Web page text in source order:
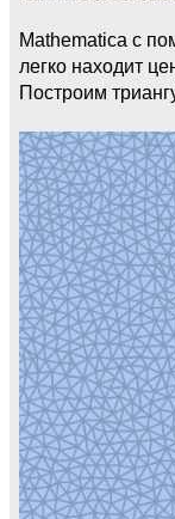
Mathematica с
легко находит
Построим